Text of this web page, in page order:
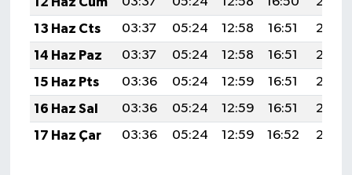
13 Haz Cts
03:37 05:24 12:58 16:51
20:22
14 Haz Paz
03:37 05:24 12:58 16:51
20:23
15 Haz Pts
03:36 05:24 12:59 16:51
20:23
16 Haz Sal
03:36 05:24 12:59 16:51
20:23
17 Haz Çar
03:36 05:24 12:59 16:52 20:24